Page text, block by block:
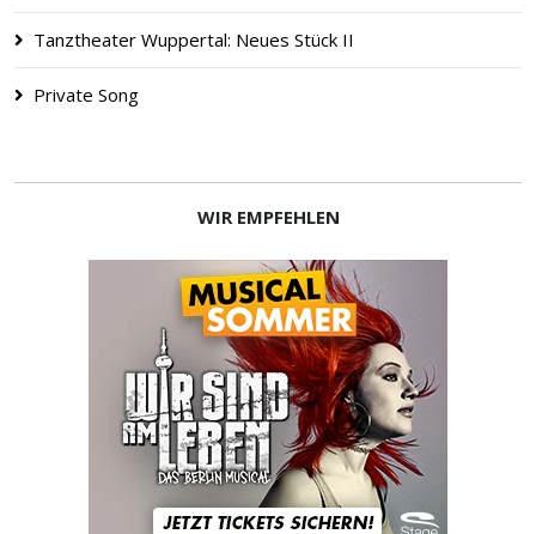
Tanztheater Wuppertal: Neues Stück II
Private Song
WIR EMPFEHLEN